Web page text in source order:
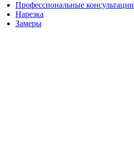
Профессиональные консультации
Нарезка
Замеры